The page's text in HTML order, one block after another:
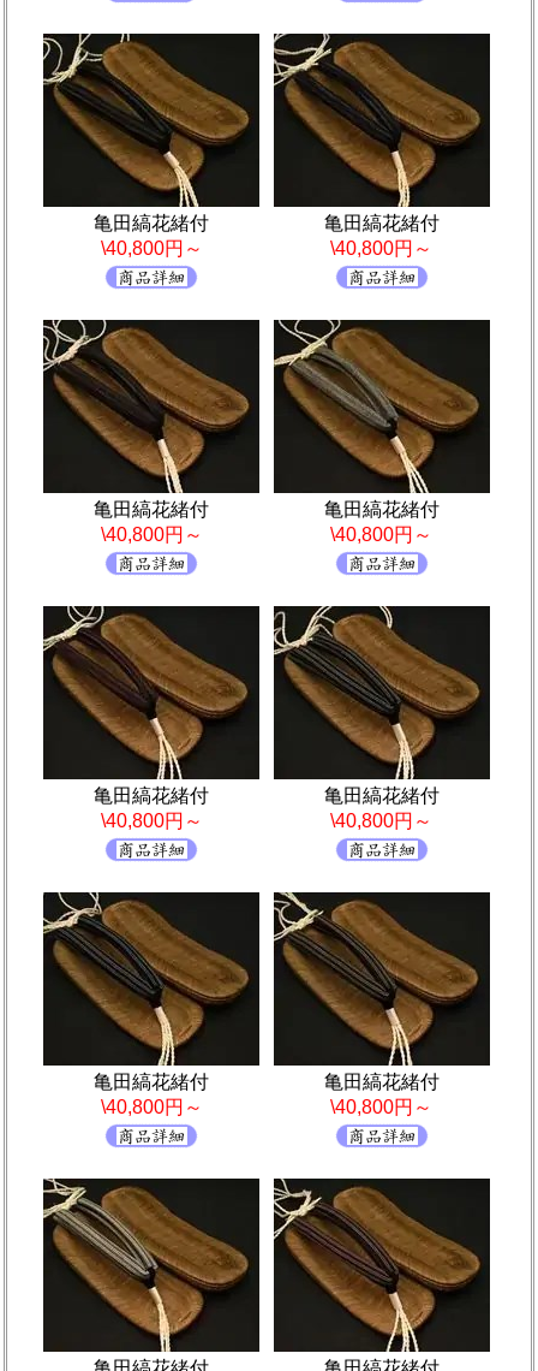
亀田縞花緒付
\40,800円～
亀田縞花緒付
\40,800円～
亀田縞花緒付
\40,800円～
亀田縞花緒付
\40,800円～
亀田縞花緒付
\40,800円～
亀田縞花緒付
\40,800円～
亀田縞花緒付
\40,800円～
亀田縞花緒付
\40,800円～